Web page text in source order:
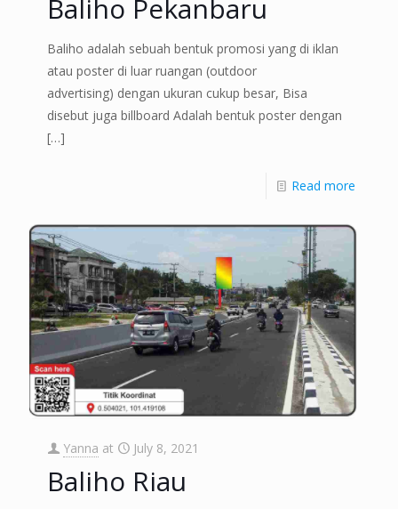
Baliho Pekanbaru
Baliho adalah sebuah bentuk promosi yang di iklan
atau poster di luar ruangan (outdoor
advertising) dengan ukuran cukup besar, Bisa
disebut juga billboard Adalah bentuk poster dengan
[…]
Read more
Yanna at July 8, 2021
Baliho Riau